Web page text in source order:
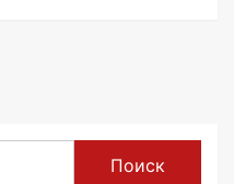
Поиск